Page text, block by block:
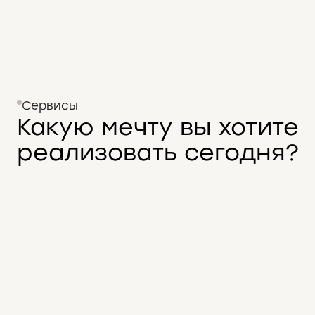
Сервисы
Какую мечту вы хотите
реализовать сегодня?